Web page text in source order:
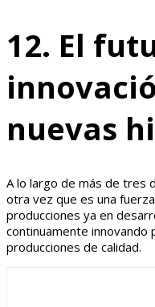
12. El
nuevas
A lo largo de más de tres
otra vez que es una
producciones ya en
continuamente innovando
producciones de calidad.